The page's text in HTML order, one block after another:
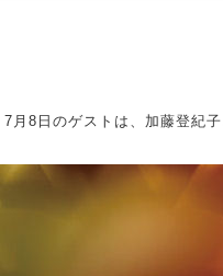
7月8日のゲストは、加藤登紀